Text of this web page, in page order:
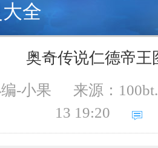
全
奥奇传说仁德帝王
-小果 来源：
13 19:20